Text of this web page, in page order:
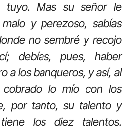
tuyo. Mas su señor le
y perezoso, sabías
no sembré y recojo
debías, pues, haber
a los banqueros, y así, al
cobrado lo mío con los
por tanto, su talento y
los diez talentos.